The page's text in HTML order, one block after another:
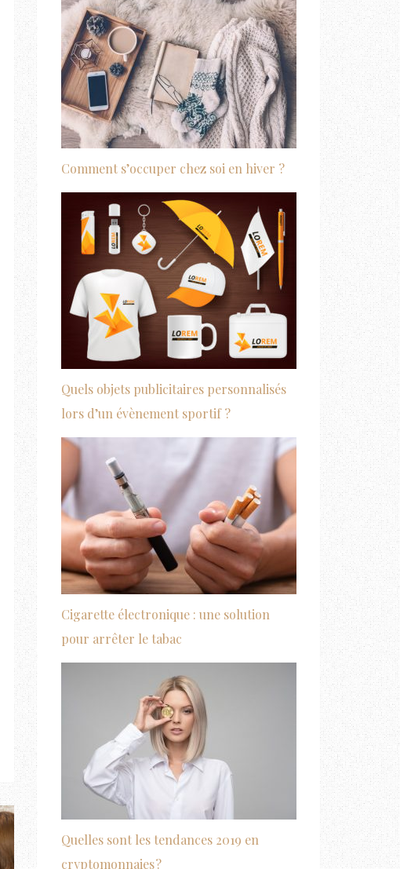
Comment s’occuper chez soi en hiver ?
Quels objets publicitaires personnalisés
lors d’un évènement sportif ?
Cigarette électronique : une solution
pour arrêter le tabac
Quelles sont les tendances 2019 en
cryptomonnaies ?